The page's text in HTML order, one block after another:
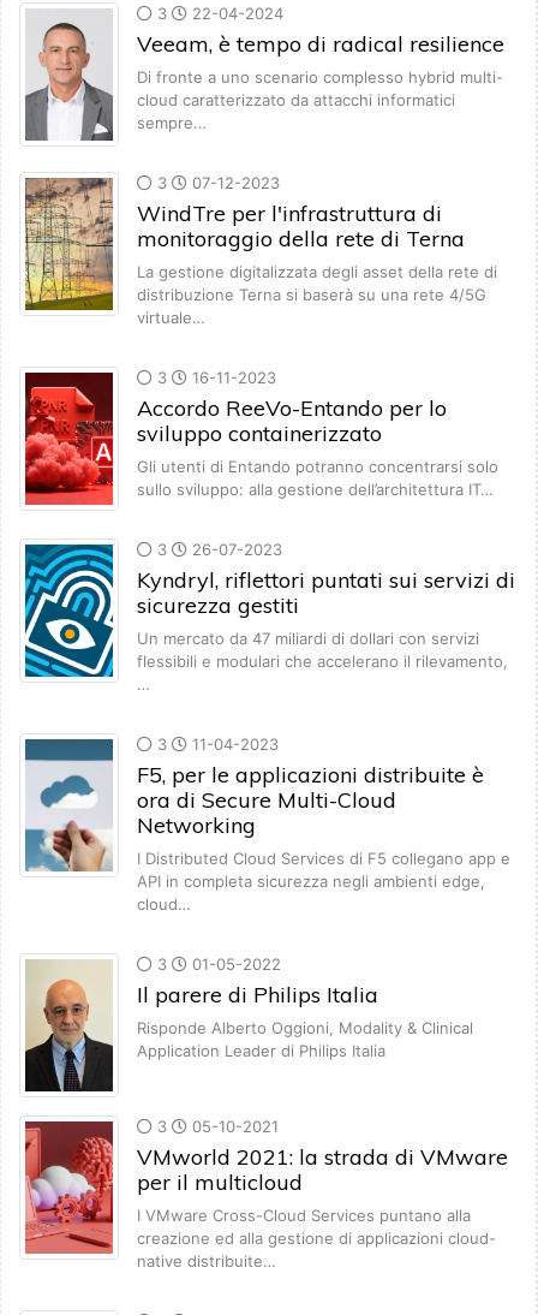
3 22-04-2024
Veeam, è tempo di radical resilience
Di fronte a uno scenario complesso hybrid multi-
cloud caratterizzato da attacchi informatici
sempre…
3 07-12-2023
WindTre per l'infrastruttura di
monitoraggio della rete di Terna
La gestione digitalizzata degli asset della rete di
distribuzione Terna si baserà su una rete 4/5G
virtuale…
3 16-11-2023
Accordo ReeVo-Entando per lo
sviluppo containerizzato
Gli utenti di Entando potranno concentrarsi solo
sullo sviluppo: alla gestione dell’architettura IT…
3 26-07-2023
Kyndryl, riflettori puntati sui servizi di
sicurezza gestiti
Un mercato da 47 miliardi di dollari con servizi
flessibili e modulari che accelerano il rilevamento,
…
3 11-04-2023
F5, per le applicazioni distribuite è
ora di Secure Multi-Cloud
Networking
I Distributed Cloud Services di F5 collegano app e
API in completa sicurezza negli ambienti edge,
cloud…
3 01-05-2022
Il parere di Philips Italia
Risponde Alberto Oggioni, Modality & Clinical
Application Leader di Philips Italia
3 05-10-2021
VMworld 2021: la strada di VMware
per il multicloud
I VMware Cross-Cloud Services puntano alla
creazione ed alla gestione di applicazioni cloud-
native distribuite…